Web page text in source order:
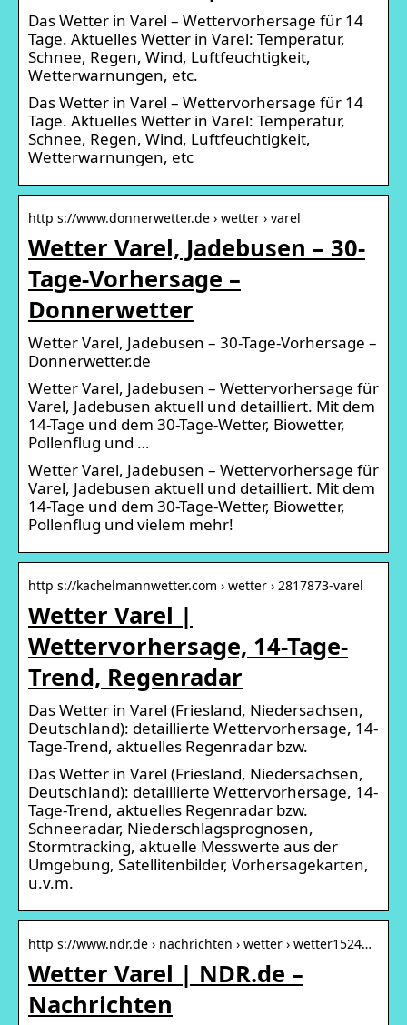
Das Wetter in Varel – Wettervorhersage für 14
Tage. Aktuelles Wetter in Varel: Temperatur,
Schnee, Regen, Wind, Luftfeuchtigkeit,
Wetterwarnungen, etc.
Das Wetter in Varel – Wettervorhersage für 14
Tage. Aktuelles Wetter in Varel: Temperatur,
Schnee, Regen, Wind, Luftfeuchtigkeit,
Wetterwarnungen, etc
http s://www.donnerwetter.de › wetter › varel
Wetter Varel, Jadebusen – 30-
Tage-Vorhersage –
Donnerwetter
Wetter Varel, Jadebusen – 30-Tage-Vorhersage –
Donnerwetter.de
Wetter Varel, Jadebusen – Wettervorhersage für
Varel, Jadebusen aktuell und detailliert. Mit dem
14-Tage und dem 30-Tage-Wetter, Biowetter,
Pollenflug und …
Wetter Varel, Jadebusen – Wettervorhersage für
Varel, Jadebusen aktuell und detailliert. Mit dem
14-Tage und dem 30-Tage-Wetter, Biowetter,
Pollenflug und vielem mehr!
http s://kachelmannwetter.com › wetter › 2817873-varel
Wetter Varel |
Wettervorhersage, 14-Tage-
Trend, Regenradar
Das Wetter in Varel (Friesland, Niedersachsen,
Deutschland): detaillierte Wettervorhersage, 14-
Tage-Trend, aktuelles Regenradar bzw.
Das Wetter in Varel (Friesland, Niedersachsen,
Deutschland): detaillierte Wettervorhersage, 14-
Tage-Trend, aktuelles Regenradar bzw.
Schneeradar, Niederschlagsprognosen,
Stormtracking, aktuelle Messwerte aus der
Umgebung, Satellitenbilder, Vorhersagekarten,
u.v.m.
http s://www.ndr.de › nachrichten › wetter › wetter1524…
Wetter Varel | NDR.de –
Nachrichten